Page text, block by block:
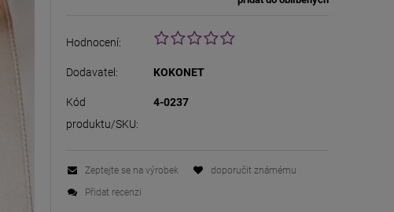
Hodnocení:
Dodavatel: KOKONET
Kód
produktu/SKU:
4-0237
Zeptejte se na výrobek
doporučit známému
Přidat recenzi